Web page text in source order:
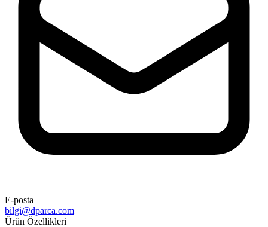
E-posta
bilgi@dparca.com
Ürün Özellikleri